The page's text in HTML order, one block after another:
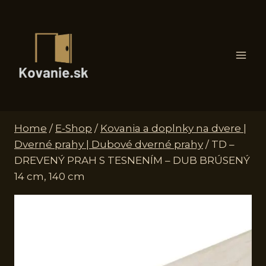
Home / E-Shop / Kovania a doplnky na dvere |
Dverné prahy | Dubové dverné prahy / TD –
DREVENÝ PRAH S TESNENÍM – DUB BRÚSENÝ
14 cm, 140 cm